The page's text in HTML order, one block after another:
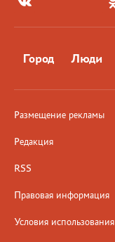
Город Люди
Размещение рекламы
Редакция
RSS
Правовая информация
Условия использования